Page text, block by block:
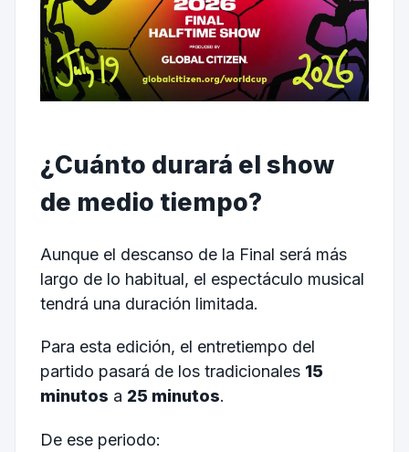
¿Cuánto durará el show
de medio tiempo?
Aunque el descanso de la Final será más
largo de lo habitual, el espectáculo musical
tendrá una duración limitada.
Para esta edición, el entretiempo del
partido pasará de los tradicionales 15
minutos a 25 minutos.
De ese periodo: